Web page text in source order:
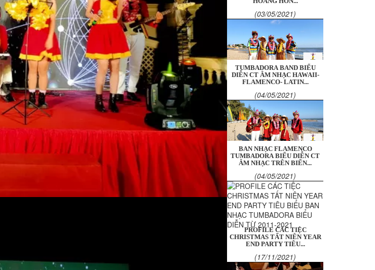
(03/05/2021)
TUMBADORA BAND BIỂU
DIỄN CT ÂM NHẠC HAWAII-
FLAMENCO- LATIN...
(04/05/2021)
BAN NHẠC FLAMENCO
TUMBADORA BIỂU DIỄN CT
ÂM NHẠC TRÊN BIỂN...
(04/05/2021)
PROFILE CÁC TIỆC
CHRISTMAS TẤT NIÊN YEAR
END PARTY TIÊU...
(17/11/2021)